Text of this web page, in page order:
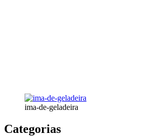
ima-de-geladeira
Categorias